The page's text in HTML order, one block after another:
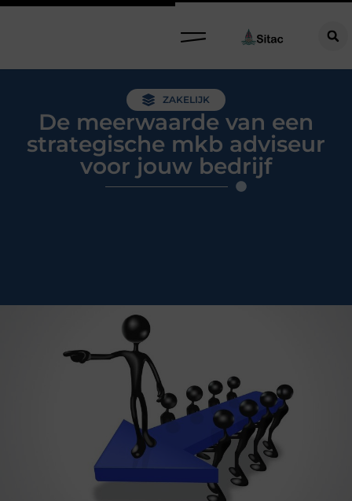
ZAKELIJK
De meerwaarde van een
strategische mkb adviseur
voor jouw bedrijf